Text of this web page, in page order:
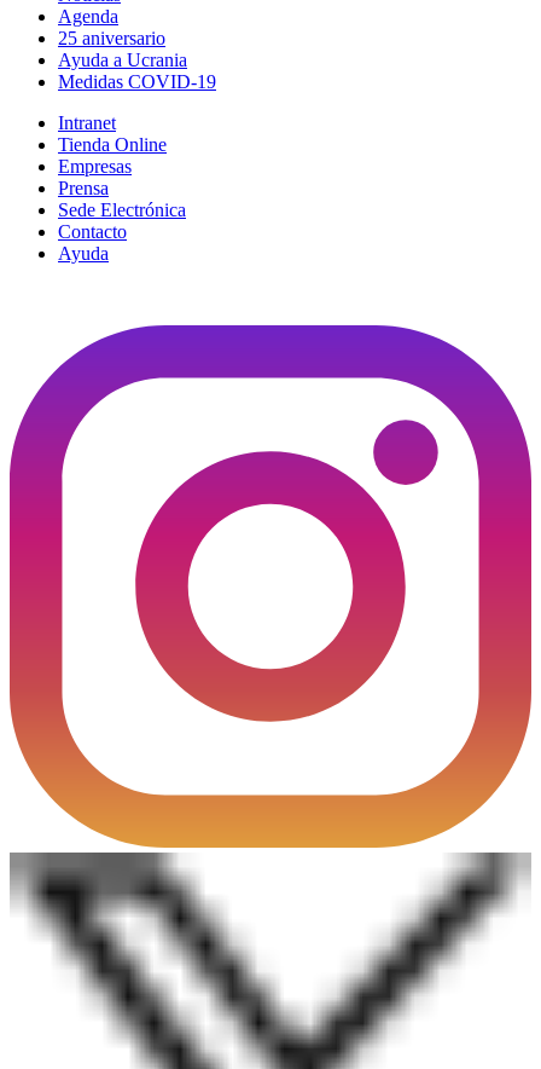
Agenda
25 aniversario
Ayuda a Ucrania
Medidas COVID-19
Intranet
Tienda Online
Empresas
Prensa
Sede Electrónica
Contacto
Ayuda